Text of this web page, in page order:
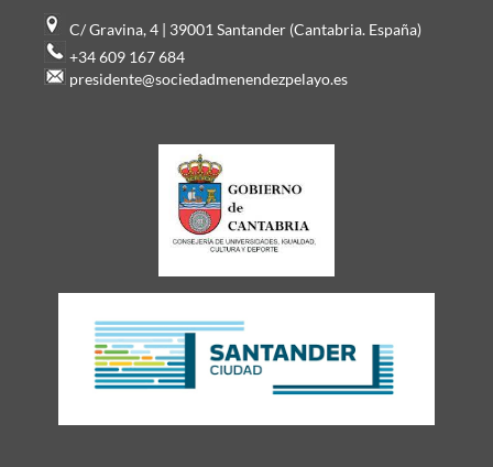
C/ Gravina, 4 | 39001 Santander (Cantabria. España)
+34 609 167 684
presidente@sociedadmenendezpelayo.es